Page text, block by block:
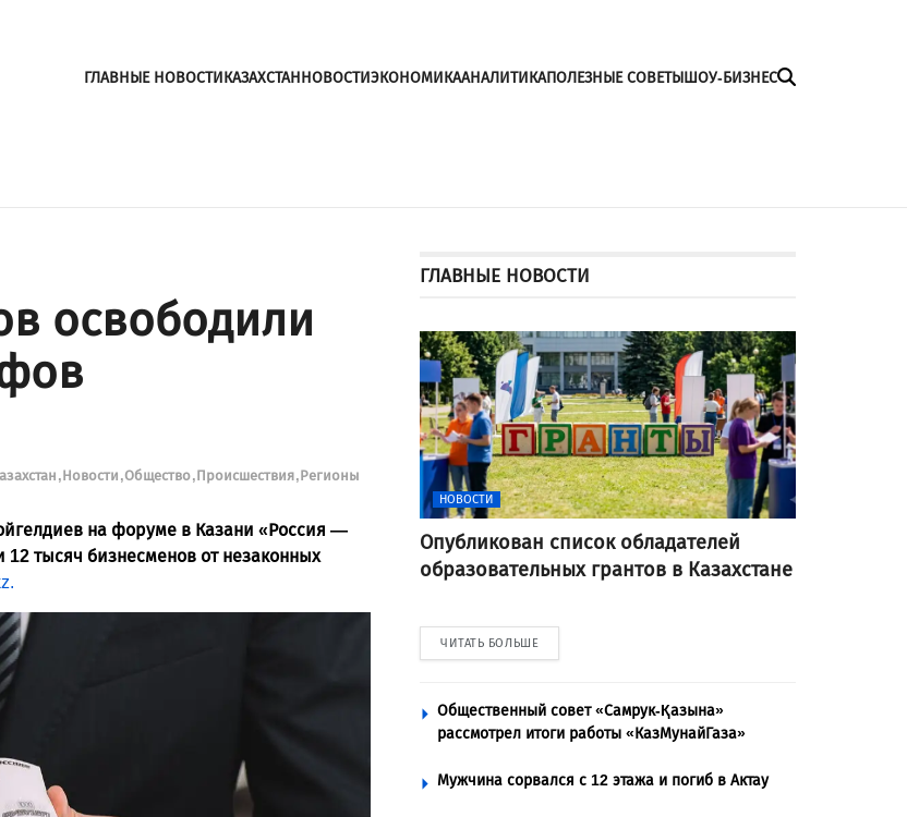
ГЛАВНЫЕ НОВОСТИКАЗАХСТАННОВОСТИЭКОНОМИКААНАЛИТИКАПОЛЕЗНЫЕ СОВЕТЫШОУ-БИЗНЕС
освободили
НовостиОбщество Происшествия Регионы
на форуме в Казани «Россия —
тысяч бизнесменов от незаконных
ГЛАВНЫЕ НОВОСТИ
НОВОСТИ
Опубликован список обладателей
образовательных грантов в Казахстане
ЧИТАТЬ БОЛЬШЕ
Общественный совет «Самрук-Қазына»
рассмотрел итоги работы «КазМунайГаза»
Мужчина сорвался с 12 этажа и погиб в Актау